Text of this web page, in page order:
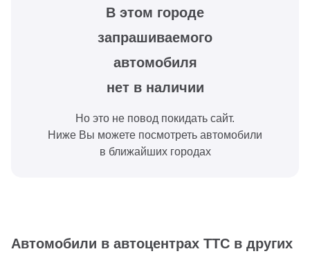
В этом городе
запрашиваемого
автомобиля
нет в наличии
Но это не повод покидать сайт.
Ниже Вы можете посмотреть автомобили
в ближайших городах
Автомобили в автоцентрах ТТС в других